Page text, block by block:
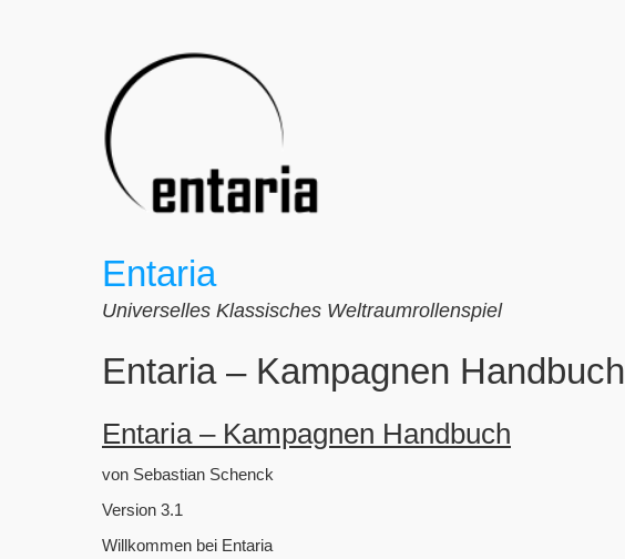
Entaria
Universelles Klassisches Weltraumrollenspiel
Entaria – Kampagnen Handbuch
Entaria – Kampagnen Handbuch
von Sebastian Schenck
Version 3.1
Willkommen bei Entaria